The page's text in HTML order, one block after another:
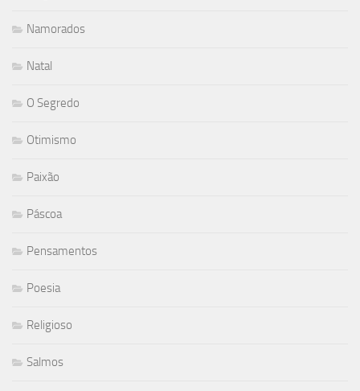
Namorados
Natal
O Segredo
Otimismo
Paixão
Páscoa
Pensamentos
Poesia
Religioso
Salmos